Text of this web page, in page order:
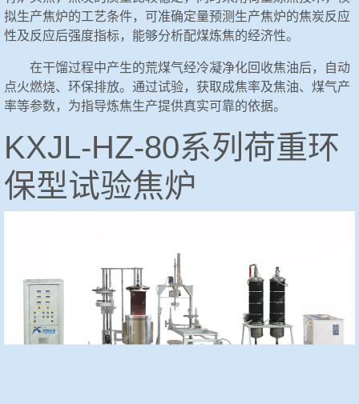
拟生产焦炉的工艺条件，可准确定量预测生产焦炉的焦炭反应
性及反应后强度指标，能够分析配煤炼焦的经济性。
在干馏过程中产生的荒煤气经冷凝净化回收焦油后，自动
点火燃烧、环保排放。通过试验，获取成焦率及焦油、煤气产
率等参数，为指导炼焦生产提供真实可靠的依据。
KXJL-HZ-80系列荷重环
保型试验焦炉